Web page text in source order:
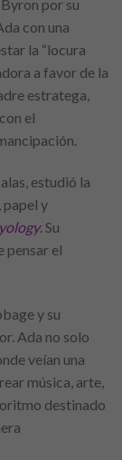
por su
con una
la “locura
a favor de la
estratega,
el
estudió la
papel y
. Su
pensar el
y su
Ada no solo
veían una
música, arte,
destinado